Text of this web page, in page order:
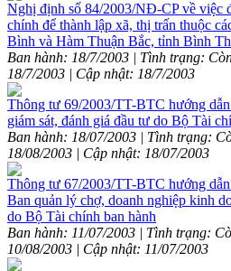
Nghị định số 84/2003/NĐ-CP về việc
chính để thành lập xã, thị trấn thuộc
Bình và Hàm Thuận Bắc, tỉnh Bình
Ban hành: 18/7/2003 | Tình trạng:
18/7/2003 | Cập nhật: 18/7/2003
Thông tư 69/2003/TT-BTC hướng
giám sát, đánh giá đầu tư do Bộ Tài
Ban hành: 18/07/2003 | Tình trạng:
18/08/2003 | Cập nhật: 18/07/2003
Thông tư 67/2003/TT-BTC hướng
Ban quản lý chợ, doanh nghiệp kinh
do Bộ Tài chính ban hành
Ban hành: 11/07/2003 | Tình trạng:
10/08/2003 | Cập nhật: 11/07/2003